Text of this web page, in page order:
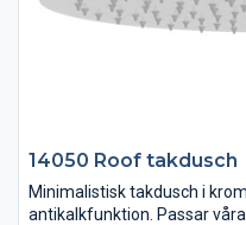
14050 Roof takdusch
Minimalistisk takdusch i
antikalkfunktion. Passar